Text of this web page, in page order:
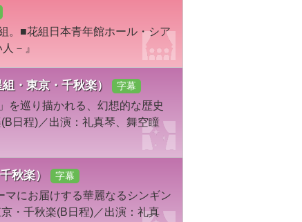
。■花組日本青年館ホール・シア
－』
・東京・千秋楽） 字幕
を巡り描かれる、幻想的な歴史
日程)／出演：礼真琴、舞空瞳
秋楽） 字幕
マにお届けする華麗なるシンギン
・千秋楽(B日程)／出演：礼真